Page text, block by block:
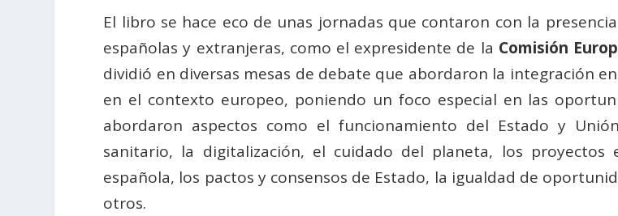
El libro se hace eco de unas jornadas que contaron con la
españolas y extranjeras, como el expresidente de la Comisión
dividió en diversas mesas de debate que abordaron la integración
en el contexto europeo, poniendo un foco especial en las
abordaron aspectos como el funcionamiento del Estado y
sanitario, la digitalización, el cuidado del planeta, los proyectos
española, los pactos y consensos de Estado, la igualdad de
otros.